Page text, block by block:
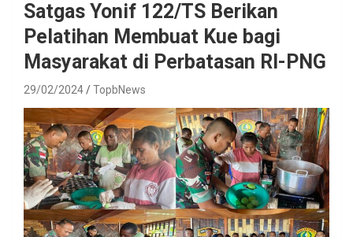
Satgas Yonif 122/TS Berikan
Pelatihan Membuat Kue bagi
Masyarakat di Perbatasan RI-PNG
29/02/2024 TopbNews